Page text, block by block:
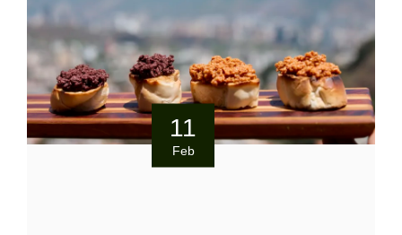
11
Feb